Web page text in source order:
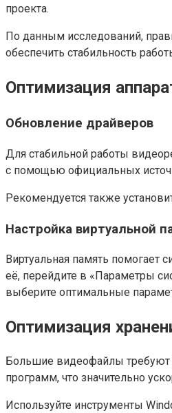
проекта.
По данным исследований,
обеспечить стабильность
Оптимизация
Обновление драйверов
Для стабильной работы
с помощью официальных
Рекомендуется также
Настройка виртуальной
Виртуальная память помогает
её, перейдите в «Параметры
выберите оптимальные
Оптимизация
Большие видеофайлы требуют
программ, что значительно
Используйте инструменты